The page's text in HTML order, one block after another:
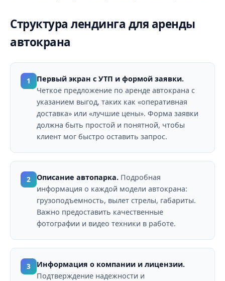
Структура лендинга для аренды
автокрана
1
Первый экран с УТП и формой заявки.
Четкое предложение по аренде автокрана с
указанием выгод, таких как «оперативная
доставка» или «лучшие цены». Форма заявки
должна быть простой и понятной, чтобы
клиент мог быстро оставить запрос.
2 Описание автопарка. Подробная
информация о каждой модели автокрана:
грузоподъемность, вылет стрелы, габариты.
Важно предоставить качественные
фотографии и видео техники в работе.
3
Информация о компании и лицензии.
Подтверждение надежности и